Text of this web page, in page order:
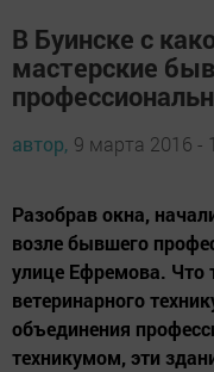
В Буинске с
мастерские
автор, 9 марта 2016 -
Разобрав окна,
возле бывшего
улице Ефремова. Что
ветеринарного
объединения
техникумом, эти